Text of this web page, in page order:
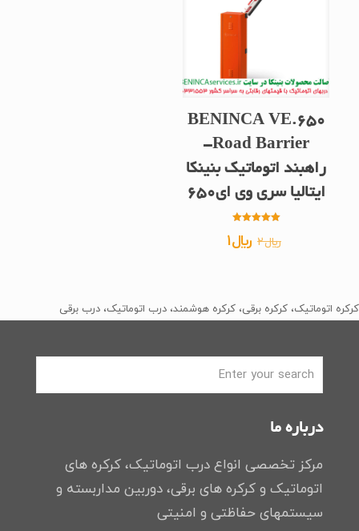
BENINCA VE.650
Road Barrier-
راهبند اتوماتیک بنینکا
ایتالیا سری وی ای650
5.00
از 5 ﷼2 قیمت
بود.
﷼1
است.
کرکره اتوماتیک، کرکره برقی، کرکره هوشمند، درب اتوماتیک، درب برقی
درباره ما
مرکز تخصصی انواع درب اتوماتیک، کرکره های
اتوماتیک و کرکره های برقی، دوربین مداربسته و
سیستمهای حفاظتی و امنیتی